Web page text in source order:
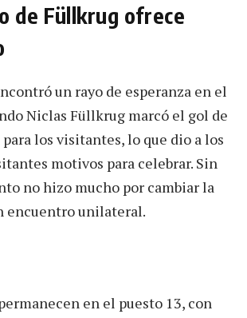
de Füllkrug ofrece
un rayo de esperanza en el
Niclas Füllkrug marcó el gol de
los visitantes, lo que dio a los
motivos para celebrar. Sin
no hizo mucho por cambiar la
encuentro unilateral.
en el puesto 13, con